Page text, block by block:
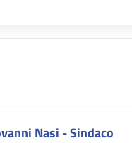
Nasi - Sindaco